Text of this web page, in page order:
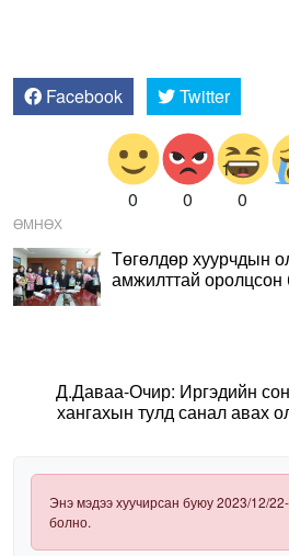
Facebook Twitter
0 0 0
ӨМНӨХ
Төгөлдөр хуурчдын
амжилттай оролцсон
Д.Даваа-Очир: Иргэдийн
хангахын тулд санал авах
Энэ мэдээ хуучирсан буюу 2023/12/
болно.